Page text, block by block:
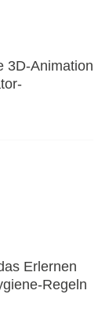
3D-Animation
Erlernen
Regeln